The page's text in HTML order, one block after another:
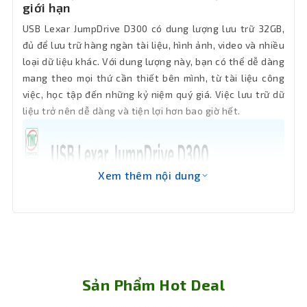
giới hạn
USB Lexar JumpDrive D300 có dung lượng lưu trữ 32GB,
đủ để lưu trữ hàng ngàn tài liệu, hình ảnh, video và nhiều
loại dữ liệu khác. Với dung lượng này, bạn có thể dễ dàng
mang theo mọi thứ cần thiết bên mình, từ tài liệu công
việc, học tập đến những kỷ niệm quý giá. Việc lưu trữ dữ
liệu trở nên dễ dàng và tiện lợi hơn bao giờ hết.
Xem thêm nội dung
Sản Phẩm Hot Deal